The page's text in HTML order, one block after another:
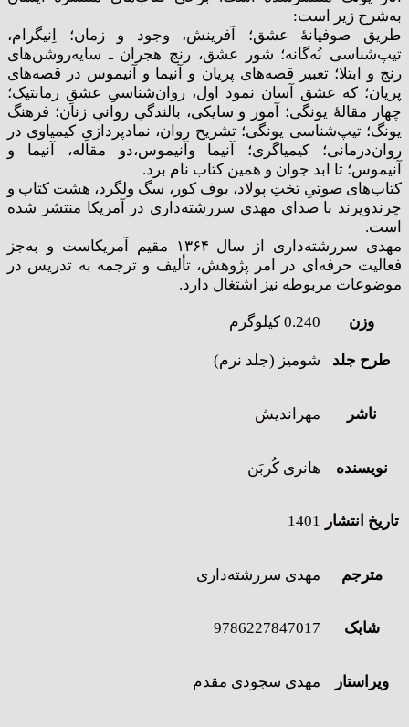
به‌شرح زیر است:
طریق صوفیانۀ عشق؛ آفرینش، وجود و زمان؛ اِنیگرام،
تیپ‌شناسی نُه‌گانه؛ شور عشق، رنج هجران ـ سایه‌روشن‌های
رنج و ابتلا؛ تعبیر قصه‌های پریان و آنیما و آنیموس در قصه‌های
پریان؛ که عشق آسان نمود اول، روان‌شناسیِ عشقِ رمانتیک؛
چهار مقالۀ یونگی؛ آمور و سایکی، بالندگیِ روانیِ زنان؛ فرهنگ
یونگ؛ تیپ‌شناسی یونگی؛ تشریح روان، نمادپردازیِ کیمیاوی در
روان‌درمانی؛ کیمیاگری؛ آنیما وآنیموس،‌دو مقاله، آنیما و
آنیموس؛ تا ابد جوان و همین کتاب نام برد.
کتاب‌های صوتیِ تختِ پولاد، بوف کور، سگ ولگرد، هشت کتاب و
چرندوپرند با صدای مهدی سررشته‌داری در آمریکا منتشر شده
است.
مهدی سررشته‌داری از سال ۱۳۶۴ مقیم آمریکاست و به‌جز
فعالیت حرفه‌ای در امر پژوهش، تألیف و ترجمه به تدریس در
موضوعات مربوطه نیز اشتغال دارد.
وزن 0.240 کیلوگرم
طرح جلد شومیز (جلد نرم)
ناشر مهراندیش
نویسنده هانری کُربَن
تاریخ انتشار 1401
مترجم مهدی سررشته‌داری
شابک 9786227847017
ویراستار مهدی سجودی مقدم